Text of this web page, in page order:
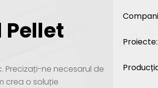
Precizați-ne necesarul de
crea o soluție
Proiecte: